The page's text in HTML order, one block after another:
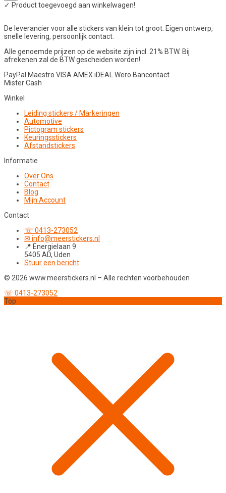
✓ Product toegevoegd aan winkelwagen!
De leverancier voor alle stickers van klein tot groot. Eigen ontwerp,
snelle levering, persoonlijk contact.
Alle genoemde prijzen op de website zijn incl. 21% BTW. Bij
afrekenen zal de BTW gescheiden worden!
PayPal Maestro VISA AMEX iDEAL Wero Bancontact
Mister Cash
Winkel
Leiding stickers / Markeringen
Automotive
Pictogram stickers
Keuringsstickers
Afstandstickers
Informatie
Over Ons
Contact
Blog
Mijn Account
Contact
☏ 0413-273052
✉ info@meerstickers.nl
📍 Energielaan 9
5405 AD, Uden
Stuur een bericht
© 2026 www.meerstickers.nl – Alle rechten voorbehouden
☏ 0413-273052
Top